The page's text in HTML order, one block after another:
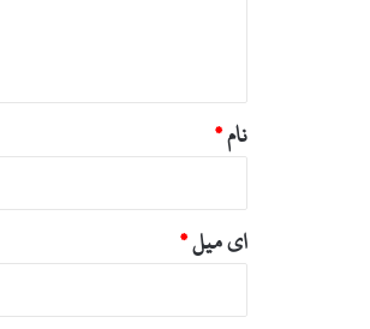
نام*
ای میل*